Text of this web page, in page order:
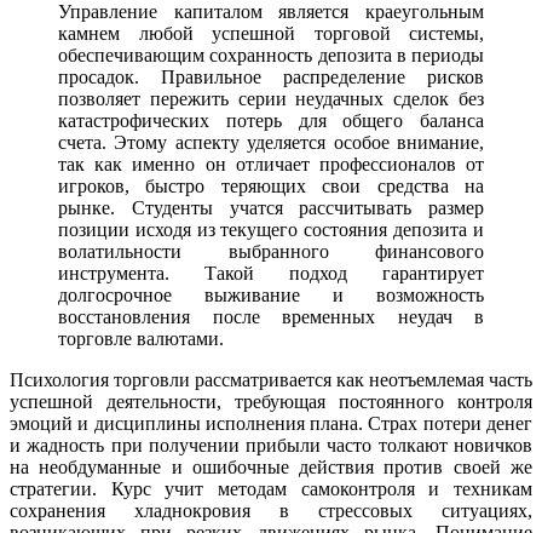
Управление капиталом является краеугольным
камнем любой успешной торговой системы,
обеспечивающим сохранность депозита в периоды
просадок. Правильное распределение рисков
позволяет пережить серии неудачных сделок без
катастрофических потерь для общего баланса
счета. Этому аспекту уделяется особое внимание,
так как именно он отличает профессионалов от
игроков, быстро теряющих свои средства на
рынке. Студенты учатся рассчитывать размер
позиции исходя из текущего состояния депозита и
волатильности выбранного финансового
инструмента. Такой подход гарантирует
долгосрочное выживание и возможность
восстановления после временных неудач в
торговле валютами.
Психология торговли рассматривается как неотъемлемая часть
успешной деятельности, требующая постоянного контроля
эмоций и дисциплины исполнения плана. Страх потери денег
и жадность при получении прибыли часто толкают новичков
на необдуманные и ошибочные действия против своей же
стратегии. Курс учит методам самоконтроля и техникам
сохранения хладнокровия в стрессовых ситуациях,